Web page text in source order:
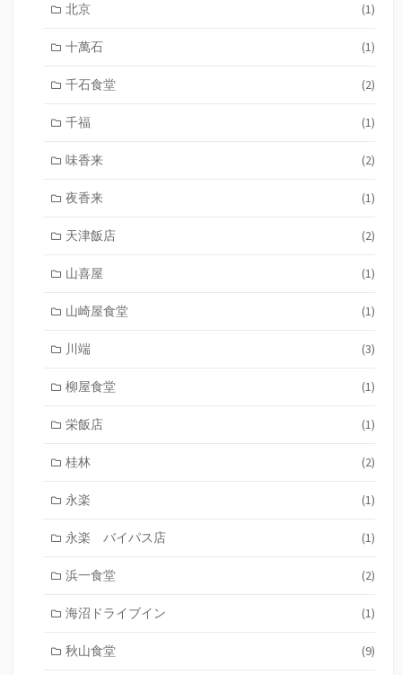
北京 (1)
十萬石 (1)
千石食堂 (2)
千福 (1)
味香来 (2)
夜香来 (1)
天津飯店 (2)
山喜屋 (1)
山崎屋食堂 (1)
川端 (3)
柳屋食堂 (1)
栄飯店 (1)
桂林 (2)
永楽 (1)
永楽 バイパス店 (1)
浜一食堂 (2)
海沼ドライブイン (1)
秋山食堂 (9)